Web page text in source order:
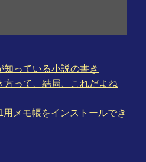
っている小説の書き
って、結局、これだよね
メモ帳をインストールでき